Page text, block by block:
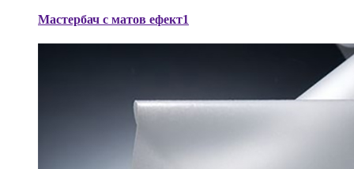
Мастербач с матов ефект1